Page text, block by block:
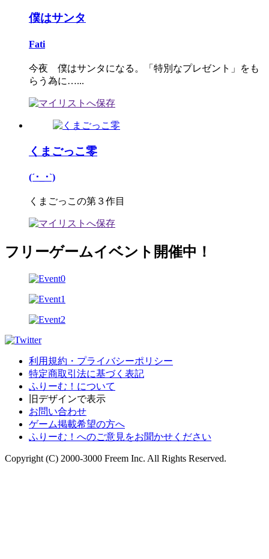
僕はサンタ
Fati
今夜 僕はサンタになる。「特別なプレゼント」をも
らう為に…...
くまごっこ零
(´･_･`)
くまごっこの第３作目
フリーゲームイベント開催中！
利用規約・プライバシーポリシー
特定商取引法に基づく表記
ふりーむ！について
旧デザインで表示
お問い合わせ
ゲーム掲載希望の方へ
ふりーむ！へのご意見をお聞かせください
Copyright (C) 2000-3000 Freem Inc. All Rights Reserved.